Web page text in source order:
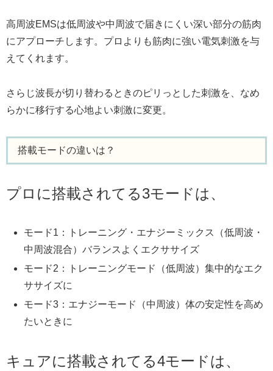
高周波EMSは低周波や中周波で届きにくい深い部分の筋肉
にアプローチします。プロよりも筋肉に強い電気刺激を与
えてくれます。
さらじ波長が切り替わるときのピリっとした刺激を、なめ
らかに移行する心地よい刺激に変更。
搭載モードの違いは？
プロに搭載されてる3モードは、
モード1：トレーニング・エナジーミックス（低周波・
中周波混合）バランスよくエクササイズ
モード2：トレーニングモード（低周波）集中的なエク
ササイズに
モード3：エナジーモード（中周波）体の安定性を高め
たいときに
キュアに搭載されてる4モードは、